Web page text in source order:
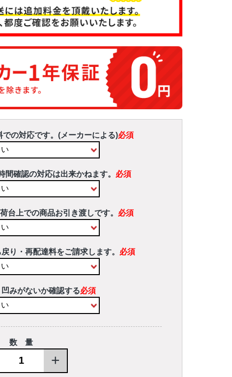
の対応です。(メーカーによる)必須
間確認の対応は出来かねます。 必須
台上での商品お引き渡しです。 必須
り・再配達料をご請求します。 必須
みがないか確認する必須
数 量
+